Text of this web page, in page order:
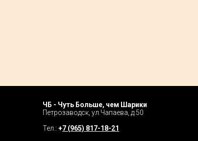
ЧБ - Чуть Больше, чем Шарики
Петрозаводск, ул.Чапаева, д.50
Тел.: +7 (965) 817-18-21